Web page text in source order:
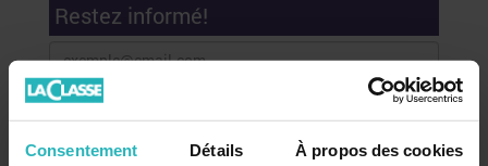
Consentement Détails À propos des cookies
Restez informé!